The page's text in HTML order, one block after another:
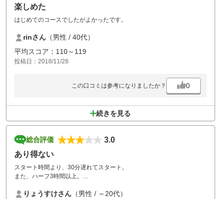
楽しめた
はじめてのコースでしたがよかったです。
rinさん （男性 / 40代）
平均スコア：110～119
投稿日：2018/11/28
この口コミは参考になりましたか？ 0
続きを見る
総合評価
3.0
あり得ない
スタート時間より、30分遅れてスタート。
また、ハーフ3時間以上。
案の定、後半最後は
りょうすけさん （男性 / ～20代）